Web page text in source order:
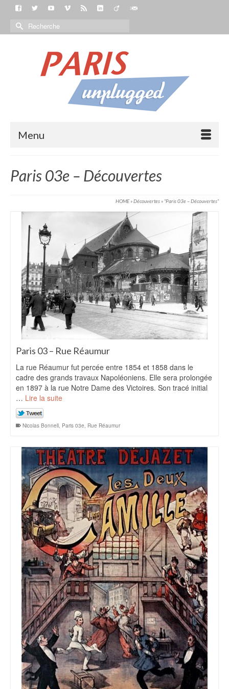
Menu
Paris 03e – Découvertes
HOME»Découvertes » “Paris 03e – Découvertes“
Paris 03 – Rue Réaumur
La rue Réaumur fut percée entre 1854 et 1858 dans le
cadre des grands travaux Napoléoniens. Elle sera prolongée
en 1897 à la rue Notre Dame des Victoires. Son tracé initial
… Lire la suite
Nicolas Bonnell, Paris 03e, Rue Réaumur